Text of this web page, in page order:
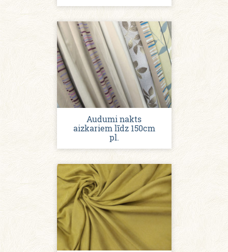
Audumi nakts
aizkariem līdz 150cm
pl.